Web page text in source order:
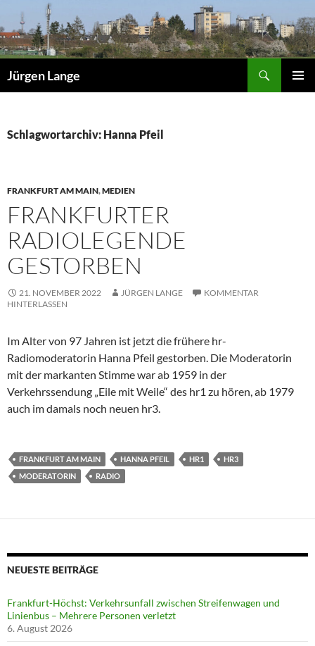
Inhalt
springen
Jürgen Lange
Schlagwortarchiv: Hanna Pfeil
FRANKFURT AM MAIN,MEDIEN
FRANKFURTER
RADIOLEGENDE
GESTORBEN
21. NOVEMBER 2022 JÜRGEN LANGE
KOMMENTAR
HINTERLASSEN
Im Alter von 97 Jahren ist jetzt die frühere hr-
Radiomoderatorin Hanna Pfeil gestorben. Die Moderatorin
mit der markanten Stimme war ab 1959 in der
Verkehrssendung „Eile mit Weile“ des hr1 zu hören, ab 1979
auch im damals noch neuen hr3.
FRANKFURT AM MAIN HANNA PFEIL HR1
HR3
MODERATORIN
RADIO
NEUESTE BEITRÄGE
Frankfurt-Höchst: Verkehrsunfall zwischen Streifenwagen und
Linienbus – Mehrere Personen verletzt
6. August 2026